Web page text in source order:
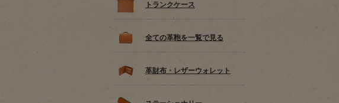
トランクケース
全ての革鞄を一覧で見る
革財布・レザーウォレット